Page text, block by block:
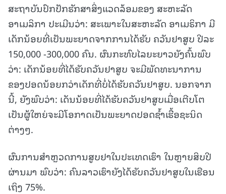
ສະຖາບັນປົກປັກຮັກສາສິ່ງແວດລ້ອມຂອງ ສະຫະລັດ
ອາເມລິກາ ປະເມີນວ່າ: ສະເພາະໃນສະຫະລັດ ອາເມຣິກາ ມີ
ເດັກນ້ອຍທີ່ເປັນພະຍາດຈາກການໄດ້ຮັບ ຄວັນຢາສູບ ປີລະ
150,000 -300,000 ຄົນ. ຜົນກະທົບໄລຍະຍາວຍັງຄົ້ນພົບ
ວ່າ: ເດັກນ້ອຍທີ່ໄດ້ຮັບຄວັນຢາສູບ ຈະມີພັດທະນາການ
ຂອງປອດນ້ອຍກວ່າເດັກທີ່ບໍ່ໄດ້ຮັບຄວັນຢາສູບ. ນອກຈາກ
ນີ້, ຍັງພົບວ່າ: ເດັນນ້ອຍທີ່ໄດ້ຮັບຄວັນຢາສູບເມື່ອເຕີບໂຕ
ເປັນຜູ້ໃຫຍ່ຈະມີໂອກາດເປັນພະຍາດປອດຊໍ້າເຮື້ອຊະນິດ
ຕ່າງໆ.
ຜົນການສໍາຫຼວດການສູບຢາໃນປະເທດເຮົາ ໃນຫຼາຍສິບປີ
ຜ່ານມາ ພົບວ່າ: ຄົນລາວເຮົາຍັງໄດ້ຮັບຄວັນຢາສູບໃນເຮືອນ
ເຖິງ 75%.